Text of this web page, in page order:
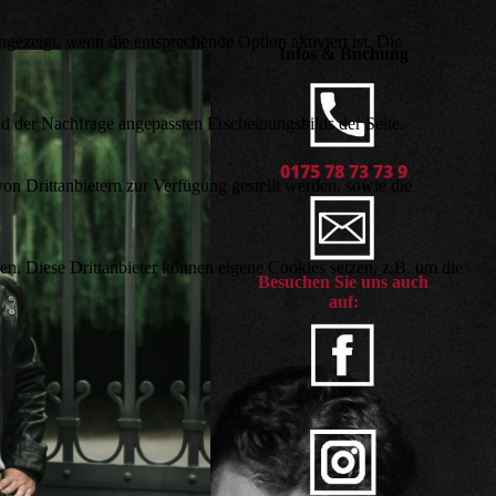
0175 78 73 73 9
Besuchen Sie uns auch
auf:
wenn die entsprechende Option aktiviert ist. Die
Nachfrage angepassten Erscheinungsbilds der Seite.
Drittanbietern zur Verfügung gestellt werden, sowie die
Diese Drittanbieter können eigene Cookies setzen, z.B. um die